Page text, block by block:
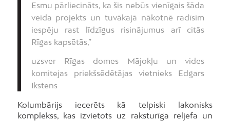
Esmu pārliecināts, ka šis nebūs vienīgais šāda
veida projekts un tuvākajā nākotnē radīsim
iespēju rast līdzīgus risinājumus arī citās
Rīgas kapsētās,”
uzsver Rīgas domes Mājokļu un vides
komitejas priekšsēdētājas vietnieks Edgars
Ikstens
Kolumbārijs iecerēts kā telpiski lakonisks
komplekss, kas izvietots uz raksturīga reljefa un